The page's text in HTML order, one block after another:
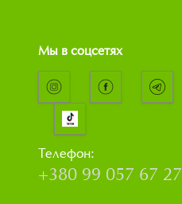
Мы в соцсетях
Телефон:
+380 99 057 67 27